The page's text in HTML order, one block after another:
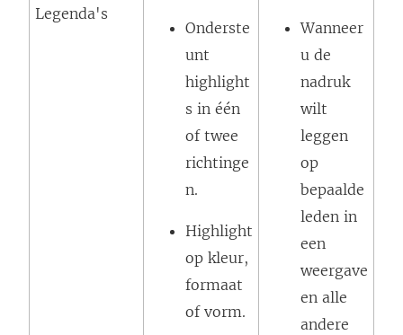
Legenda's
Onderste
unt
highlight
s in één
of twee
richtinge
n.
Highlight
op kleur,
formaat
of vorm.
Wanneer
u de
nadruk
wilt
leggen
op
bepaalde
leden in
een
weergave
en alle
andere